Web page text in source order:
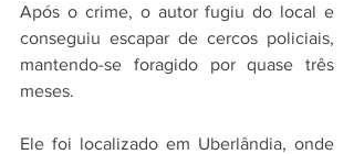
Após o crime, o autor fugiu do local e
conseguiu escapar de cercos policiais,
mantendo-se foragido por quase três
meses.
Ele foi localizado em Uberlândia, onde